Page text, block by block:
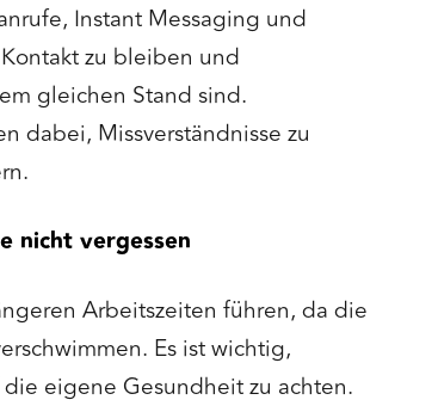
Instant Messaging und
zu bleiben und
gleichen Stand sind.
dabei, Missverständnisse zu
nicht vergessen
Arbeitszeiten führen, da die
Es ist wichtig,
eigene Gesundheit zu achten.